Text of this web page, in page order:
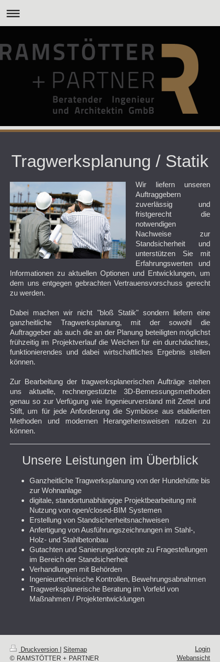
Tragwerksplanung / Statik
Wir liefern unseren
Auftraggebern
zuverlässig und
fristgerecht die
notwendigen
Nachweise zur
Standsicherheit und
unterstützen Sie mit
Erfahrungswerten und
Informationen zu aktuellen Optionen und Entwicklungen, um
dem uns entgegen gebrachten Vertrauensvorschuss gerecht
zu werden.
Dabei machen wir nicht "bloß Statik" sondern liefern eine
ganzheitliche Tragwerksplanung, mit der sowohl die
Auftraggeber als auch die an der Planung beteiligten möglichst
frühzeitig im Projektverlauf die Weichen für ein durchdachtes,
funktionierendes und dabei wirtschaftliches Ergebnis stellen
können.
Zur Bearbeitung der tragwerksplanerischen Aufträge stehen
uns aktuelle, rechnergestützte 3D-Bemessungsmethoden
genau so zur Verfügung wie Ingenieurverstand mit Zettel und
Stift, um für jede Anforderung die Symbiose aus etablierten
Methoden und modernen Herangehensweisen nutzen zu
können.
Unsere Leistungen im Überblick
Ganzheitliche Tragwerksplanung von der Hundehütte bis
zur Wohnanlage
digitale, standortunabhängige Projektbearbeitung mit
Nutzung von open/closed-BIM Systemen
Erstellung von Standsicherheitsnachweisen
Anfertigung von Ausführungszeichnungen im Stahl-,
Holz- und Stahlbetonbau
Gutachten und Sanierungskonzepte zu Fragestellungen
im Bereich der Standsicherheit
Verhandlungen mit Behörden
Ingenieurtechnische Kontrollen, Bewehrungsabnahmen
Tragwerksplanerische Beratung im Vorfeld von
Maßnahmen / Projektentwicklungen
Druckversion | Sitemap
© RAMSTÖTTER + PARTNER
Login
Webansicht